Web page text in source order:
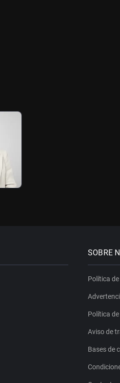
SOBRE
Política
Política
Aviso de
Bases de